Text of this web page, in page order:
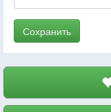
Сохранить